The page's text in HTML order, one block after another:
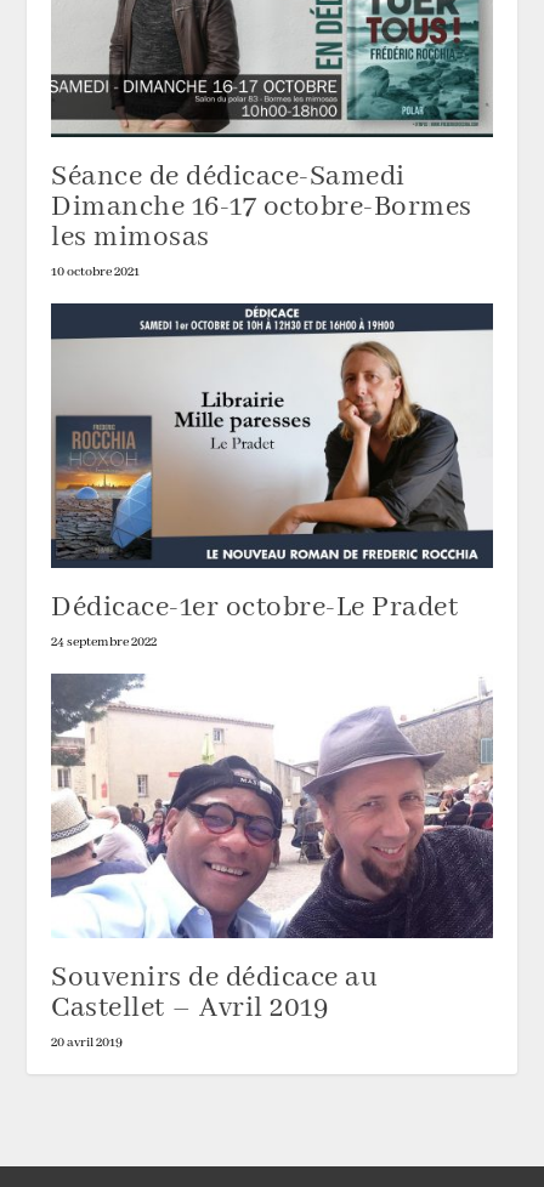
Séance de dédicace-Samedi
Dimanche 16-17 octobre-Bormes
les mimosas
10 octobre 2021
Dédicace-1er octobre-Le Pradet
24 septembre 2022
Souvenirs de dédicace au
Castellet – Avril 2019
20 avril 2019